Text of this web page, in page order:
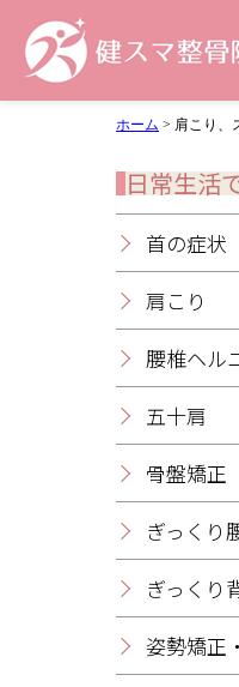
ホーム > 肩こり、
日常生活
首の症状
肩こり
腰椎ヘル
五十肩
骨盤矯正
ぎっくり
ぎっくり
姿勢矯正